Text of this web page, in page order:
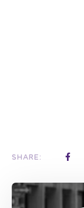
SHARE: